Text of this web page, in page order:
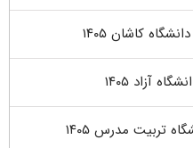
کاشان ۱۴۰۵
آزاد ۱۴۰۵
تربیت مدرس ۱۴۰۵